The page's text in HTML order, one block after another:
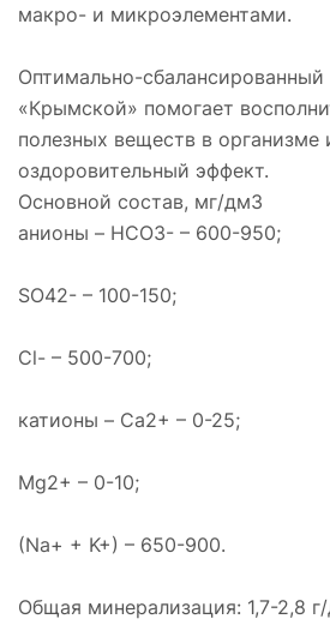
макро- и микроэлементами.
Оптимально-
«Крымской» помогает
полезных веществ в организме
оздоровительный эффект.
Основной состав, мг/дм3
анионы – HCO3- – 600-950;
SO42- – 100-150;
Cl- – 500-700;
катионы – Ca2+ – 0-25;
Mg2+ – 0-10;
(Na+ + K+) – 650-900.
Общая минерализация: 1,7-2,8